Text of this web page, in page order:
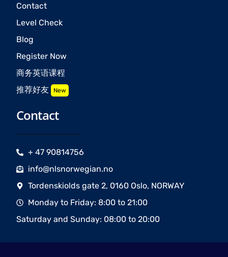
Contact
Level Check
Blog
Register Now
商务英语课程
推荐好友 New
Contact
+ 47 90814756
info@nlsnorwegian.no
Tordenskiolds gate 2, 0160 Oslo, NORWAY
Monday to Friday: 8:00 to 21:00
Saturday and Sunday: 08:00 to 20:00